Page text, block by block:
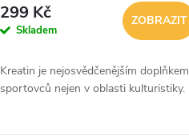
299 Kč
Skladem
ZOBRAZIT
Kreatin je nejosvědčenějším doplňkem
sportovců nejen v oblasti kulturistiky.